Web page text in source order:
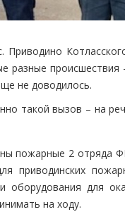
разные
не доводилось.
такой вызов – на
пожарные 2 отряда
приводинских
оборудования для
на ходу.